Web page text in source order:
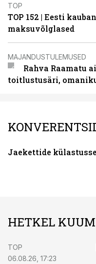
TOP
TOP 152 | Eesti
maksuvõlglased
MAJANDUSTULEMUSED
Rahva Raamatu
toitlustusäri,
Jaekettide
HETKEL KUUM
TOP
06.08.26, 17:23